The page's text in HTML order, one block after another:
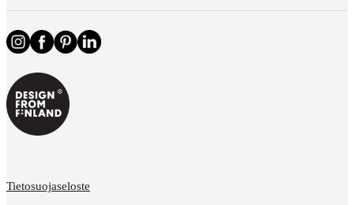
Tietosuojaseloste